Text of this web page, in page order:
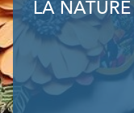
LA NATURE